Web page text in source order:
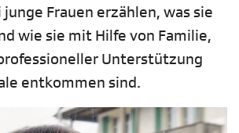
Frauen erzählen, was sie
wie sie mit Hilfe von Familie,
Unterstützung
entkommen sind.